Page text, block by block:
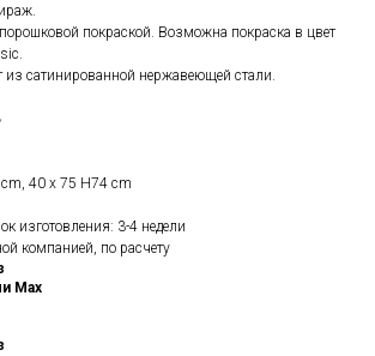
покраской. Возможна покраска в цвет
из сатинированной нержавеющей стали.
40 х 75 H74 cm
изготовления: 3-4 недели
компанией, по расчету
Max